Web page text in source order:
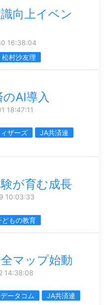
向上イベン
16:38:04
松村沙友理
AI導入
18:47:11
ザーズ
JA共済連
が育む成長
10:03:33
どもの教育
マップ始動
14:38:08
ータコム
JA共済連